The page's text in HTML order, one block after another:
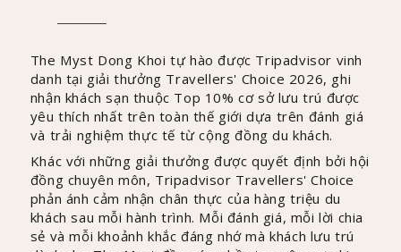
The Myst Dong Khoi tự hào được Tripadvisor vinh
danh tại giải thưởng Travellers' Choice 2026, ghi
nhận khách sạn thuộc Top 10% cơ sở lưu trú được
yêu thích nhất trên toàn thế giới dựa trên đánh giá
và trải nghiệm thực tế từ cộng đồng du khách.
Khác với những giải thưởng được quyết định bởi hội
đồng chuyên môn, Tripadvisor Travellers' Choice
phản ánh cảm nhận chân thực của hàng triệu du
khách sau mỗi hành trình. Mỗi đánh giá, mỗi lời chia
sẻ và mỗi khoảnh khắc đáng nhớ mà khách lưu trú